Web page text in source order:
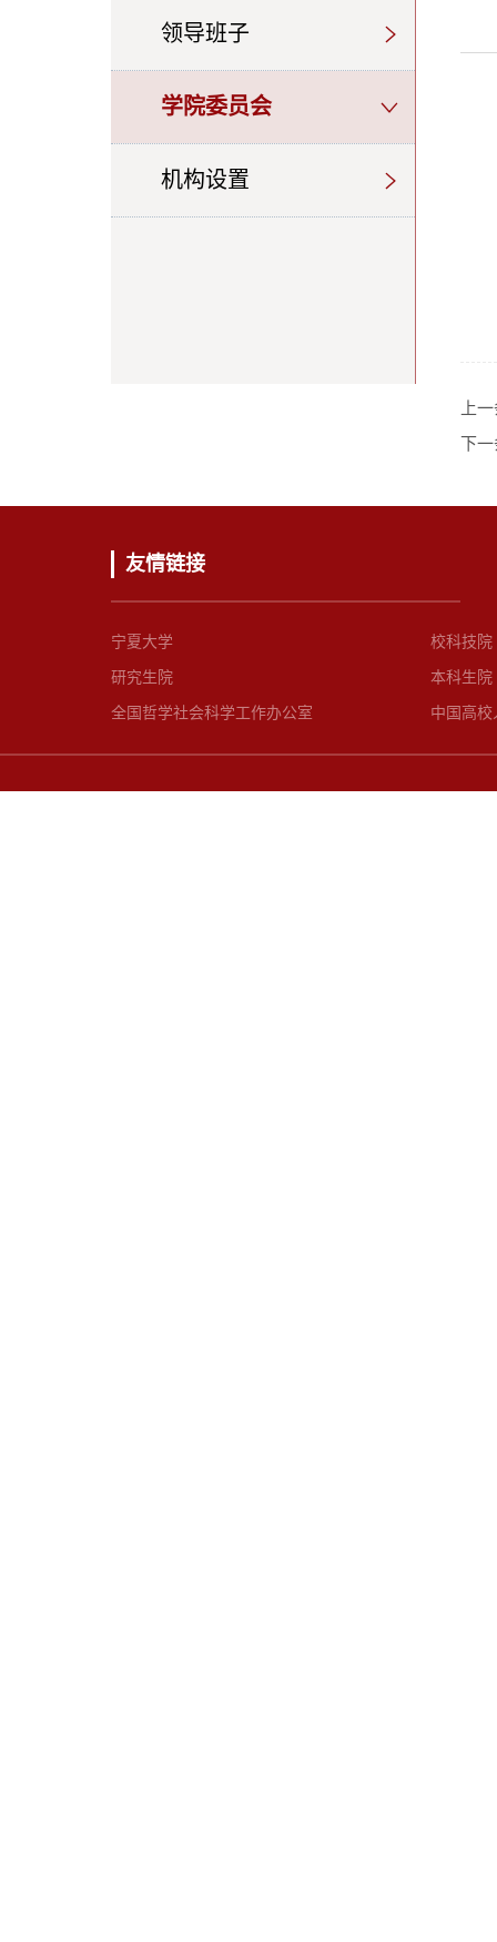
领导班子
学院委员会
机构设置
上
下
友情链接
宁夏大学 校科技院
研究生院 本科生院
全国哲学社会科学工作办公室 中国高